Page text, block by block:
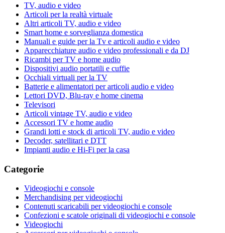
TV, audio e video
Articoli per la realtà virtuale
Altri articoli TV, audio e video
Smart home e sorveglianza domestica
Manuali e guide per la Tv e articoli audio e video
Apparecchiature audio e video professionali e da DJ
Ricambi per TV e home audio
Dispositivi audio portatili e cuffie
Occhiali virtuali per la TV
Batterie e alimentatori per articoli audio e video
Lettori DVD, Blu-ray e home cinema
Televisori
Articoli vintage TV, audio e video
Accessori TV e home audio
Grandi lotti e stock di articoli TV, audio e video
Decoder, satellitari e DTT
Impianti audio e Hi-Fi per la casa
Categorie
Videogiochi e console
Merchandising per videogiochi
Contenuti scaricabili per videogiochi e console
Confezioni e scatole originali di videogiochi e console
Videogiochi